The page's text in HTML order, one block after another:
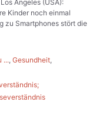
Angeles (USA):
Kinder noch einmal
zu Smartphones stört die
...,Gesundheit,